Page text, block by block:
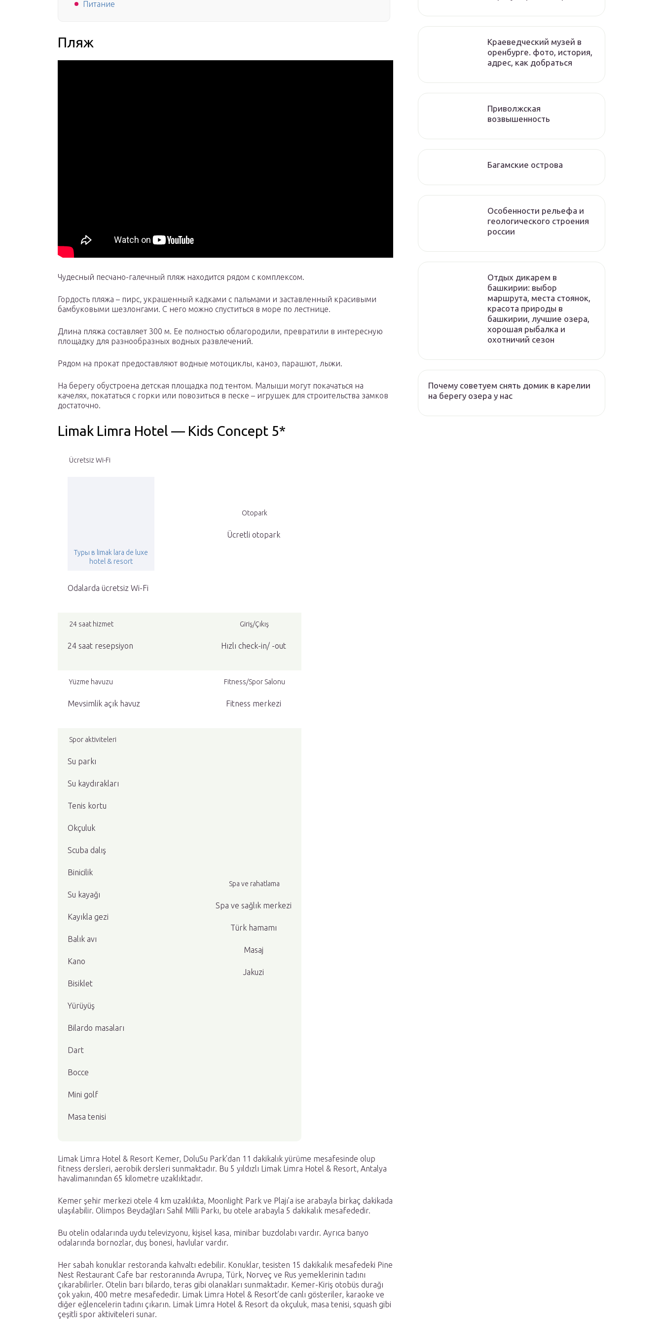
Питание
Пляж
Чудесный песчано-галечный пляж находится рядом с комплексом.
Гордость пляжа – пирс, украшенный кадками с пальмами и заставленный красивыми
бамбуковыми шезлонгами. С него можно спуститься в море по лестнице.
Длина пляжа составляет 300 м. Ее полностью облагородили, превратили в интересную
площадку для разнообразных водных развлечений.
Рядом на прокат предоставляют водные мотоциклы, каноэ, парашют, лыжи.
На берегу обустроена детская площадка под тентом. Малыши могут покачаться на
качелях, покататься с горки или повозиться в песке – игрушек для строительства замков
достаточно.
Limak Limra Hotel — Kids Concept 5*
Ücretsiz Wi-Fi
Туры в limak lara de luxe
hotel & resort
Odalarda ücretsiz Wi-Fi
Otopark
Ücretli otopark
24 saat hizmet
24 saat resepsiyon
Giriş/Çıkış
Hızlı check-in/ -out
Yüzme havuzu
Mevsimlik açık havuz
Fitness/Spor Salonu
Fitness merkezi
Spor aktiviteleri
Su parkı
Su kaydırakları
Tenis kortu
Okçuluk
Scuba dalış
Binicilik
Su kayağı
Kayıkla gezi
Balık avı
Kano
Bisiklet
Yürüyüş
Bilardo masaları
Dart
Bocce
Mini golf
Masa tenisi
Spa ve rahatlama
Spa ve sağlık merkezi
Türk hamamı
Masaj
Jakuzi
Limak Limra Hotel & Resort Kemer, DoluSu Park’dan 11 dakikalık yürüme mesafesinde olup
fitness dersleri, aerobik dersleri sunmaktadır. Bu 5 yıldızlı Limak Limra Hotel & Resort, Antalya
havalimanından 65 kilometre uzaklıktadır.
Kemer şehir merkezi otele 4 km uzaklıkta, Moonlight Park ve Plajı’a ise arabayla birkaç dakikada
ulaşılabilir. Olimpos Beydağları Sahil Milli Parkı, bu otele arabayla 5 dakikalık mesafededir.
Bu otelin odalarında uydu televizyonu, kişisel kasa, minibar buzdolabı vardır. Ayrıca banyo
odalarında bornozlar, duş bonesi, havlular vardır.
Her sabah konuklar restoranda kahvaltı edebilir. Konuklar, tesisten 15 dakikalık mesafedeki Pine
Nest Restaurant Cafe bar restoranında Avrupa, Türk, Norveç ve Rus yemeklerinin tadını
çıkarabilirler. Otelin barı bilardo, teras gibi olanakları sunmaktadır. Kemer-Kiriş otobüs durağı
çok yakın, 400 metre mesafededir. Limak Limra Hotel & Resort’de canlı gösteriler, karaoke ve
diğer eğlencelerin tadını çıkarın. Limak Limra Hotel & Resort da okçuluk, masa tenisi, squash gibi
çeşitli spor aktiviteleri sunar.
Краеведческий музей в
оренбурге. фото, история,
адрес, как добраться
Приволжская
возвышенность
Багамские острова
Особенности рельефа и
геологического строения
россии
Отдых дикарем в
башкирии: выбор
маршрута, места стоянок,
красота природы в
башкирии, лучшие озера,
хорошая рыбалка и
охотничий сезон
Почему советуем снять домик в карелии
на берегу озера у нас